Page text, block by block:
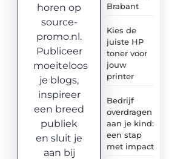
Brabant
Kies de
juiste HP
toner voor
jouw
printer
Bedrijf
overdragen
aan je kind:
een stap
met impact
horen op
source-
promo.nl.
Publiceer
moeiteloos
je blogs,
inspireer
een breed
publiek
en sluit je
aan bij